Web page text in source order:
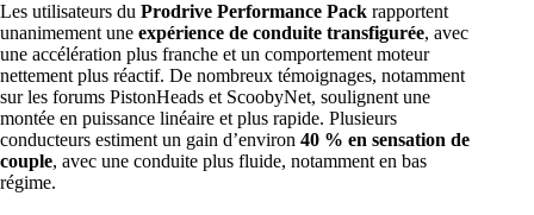
Les utilisateurs du Prodrive Performance Pack rapportent
unanimement une expérience de conduite transfigurée, avec
une accélération plus franche et un comportement moteur
nettement plus réactif. De nombreux témoignages, notamment
sur les forums PistonHeads et ScoobyNet, soulignent une
montée en puissance linéaire et plus rapide. Plusieurs
conducteurs estiment un gain d’environ 40 % en sensation de
couple, avec une conduite plus fluide, notamment en bas
régime.